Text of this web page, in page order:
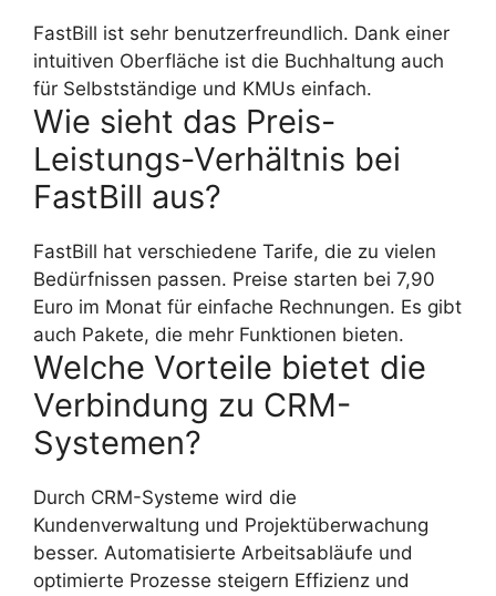
FastBill ist sehr benutzerfreundlich. Dank einer
intuitiven Oberfläche ist die Buchhaltung auch
für Selbstständige und KMUs einfach.
Wie sieht das Preis-
Leistungs-Verhältnis bei
FastBill aus?
FastBill hat verschiedene Tarife, die zu vielen
Bedürfnissen passen. Preise starten bei 7,90
Euro im Monat für einfache Rechnungen. Es gibt
auch Pakete, die mehr Funktionen bieten.
Welche Vorteile bietet die
Verbindung zu CRM-
Systemen?
Durch CRM-Systeme wird die
Kundenverwaltung und Projektüberwachung
besser. Automatisierte Arbeitsabläufe und
optimierte Prozesse steigern Effizienz und